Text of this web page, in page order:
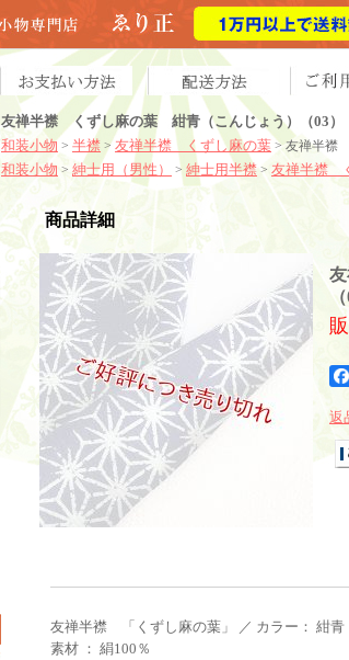
友禅半襟 くずし麻の葉 紺青（こんじょう）（03）
和装小物 > 半襟 >友禅半襟 くずし麻の葉 > 友禅半襟
和装小物 > 紳士用（男性） > 紳士用半襟> 友禅半襟
商品詳細
（
返
友禅半襟 「くずし麻の葉」 ／ カラー： 紺青
素材 ： 絹100％